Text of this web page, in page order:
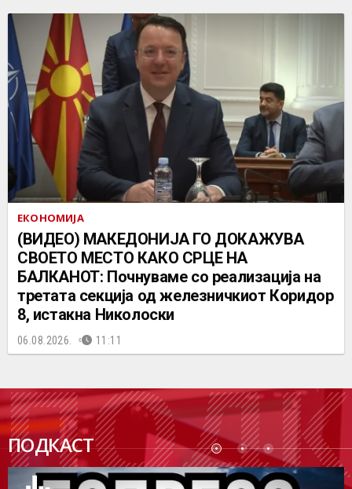
ЕКОНОМИЈА
(ВИДЕО) МАКЕДОНИЈА ГО ДОКАЖУВА
СВОЕТО МЕСТО КАКО СРЦЕ НА
БАЛКАНОТ: Почнуваме со реализација на
третата секција од железничкиот Коридор
8, истакна Николоски
06.08.2026. 11:11
ПОДКАСТ
ПОДК